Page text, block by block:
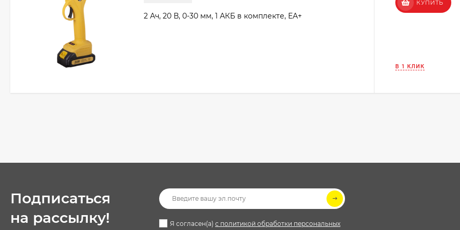
2 Ач, 20 В, 0-30 мм, 1 АКБ в комплекте, ЕА+
КУПИТЬ
В 1 КЛИК
Подписаться
на рассылкy!
Я согласен(a) с политикой обработки персональных